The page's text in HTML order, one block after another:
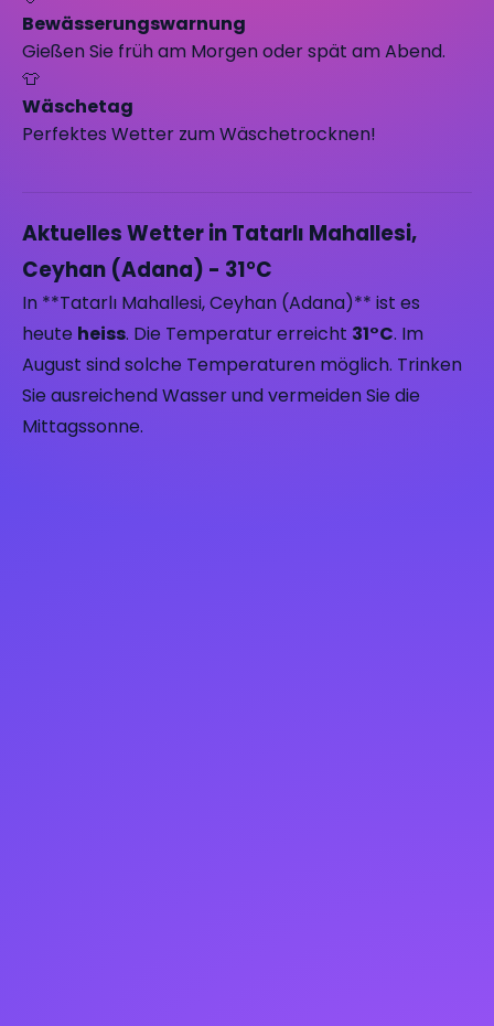
Bewässerungswarnung
Gießen Sie früh am Morgen oder spät am Abend.
👕
Wäschetag
Perfektes Wetter zum Wäschetrocknen!
Aktuelles Wetter in Tatarlı Mahallesi,
Ceyhan (Adana) - 31°C
In **Tatarlı Mahallesi, Ceyhan (Adana)** ist es
heute heiss. Die Temperatur erreicht 31°C. Im
August sind solche Temperaturen möglich. Trinken
Sie ausreichend Wasser und vermeiden Sie die
Mittagssonne.